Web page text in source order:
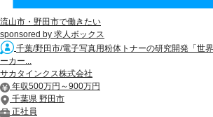
流山市・野田市で働きたい
sponsored by 求人ボックス
千葉/野田市/電子写真用粉体トナーの研究開発「世
ーカー...
サカタインクス株式会社
年収500万円～900万円
千葉県 野田市
正社員